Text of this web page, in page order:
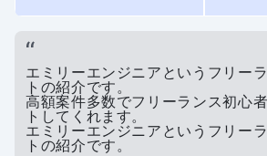
エミリーエンジニアというフリー
トの紹介です。
高額案件多数でフリーランス初心
トしてくれます。
エミリーエンジニアというフリー
トの紹介です。